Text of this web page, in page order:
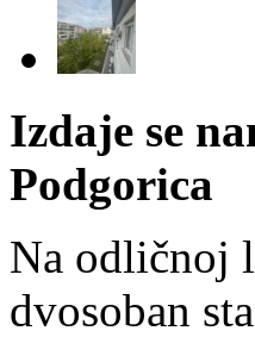
Izdaje se
Podgorica
Na odličnoj
dvosoban